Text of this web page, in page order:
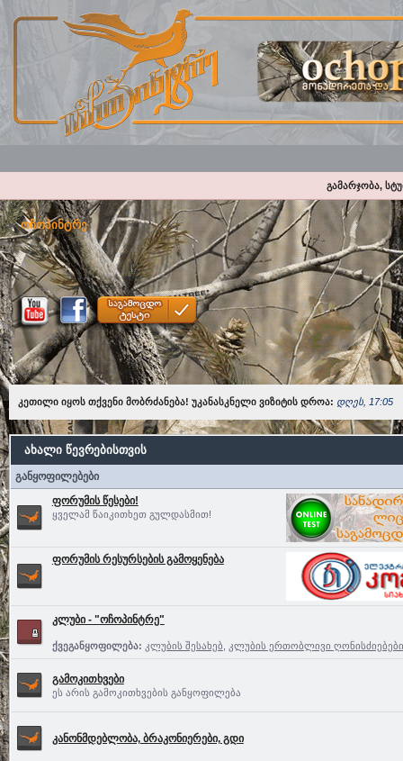
გამარჯობა,
ოჩოპინტრე
კეთილი იყოს თქვენი მობრძანება! უკანასკნელი ვიზიტის დროა: დღეს, 17:05
ახალი წევრებისთვის
განყოფილებები
ფორუმის წესები!
ყველამ წაიკითხეთ გულდასმით!
ფორუმის რესურსების გამოყენება
კლუბი - "ოჩოპინტრე"
ქვეგანყოფილება: კლუბის შესახებ კლუბის ერთობლივი ღონისძიებები
გამოკითხვები
ეს არის გამოკითხვების განყოფილება
კანონმდებლობა, ბრაკონიერები, გდი